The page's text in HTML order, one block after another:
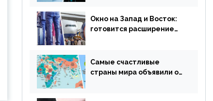
мошенничества
Окно на Запад и Восток:
готовится расширение
страну
Самые счастливые
страны мира объявили об